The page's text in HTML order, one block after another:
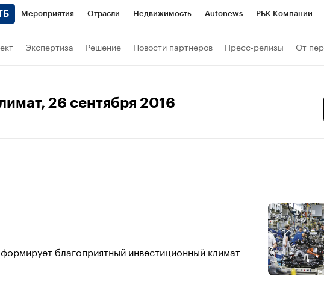
Мероприятия Отрасли Недвижимость Autonews РБК Компании
Проверка контрагентов
Экспертиза Решение Новости партнеров Пресс-релизы От
, 26 сентября 2016
благоприятный инвестиционный климат